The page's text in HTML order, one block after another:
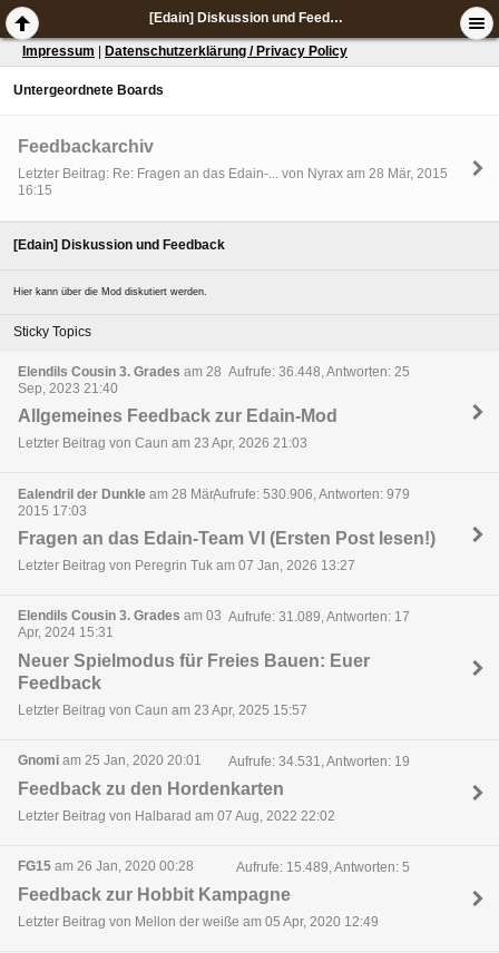
[Edain] Diskussion und Feedback
Impressum Datenschutzerklärung / Privacy Policy
Untergeordnete Boards
Feedbackarchiv
Letzter Beitrag: Re: Fragen an das Edain-... von Nyrax am 28 Mär, 2015
16:15
[Edain] Diskussion und Feedback
Hier kann über die Mod diskutiert werden.
Sticky Topics
Elendils Cousin 3. Grades am 28
Sep, 2023 21:40
Aufrufe: 36.448, Antworten: 25
Allgemeines Feedback zur Edain-Mod
Letzter Beitrag von Caun am 23 Apr, 2026 21:03
Ealendril der Dunkle am 28 Mär,
2015 17:03
Aufrufe: 530.906, Antworten: 979
Fragen an das Edain-Team VI (Ersten Post lesen!)
Letzter Beitrag von Peregrin Tuk am 07 Jan, 2026 13:27
Elendils Cousin 3. Grades am 03
Apr, 2024 15:31
Aufrufe: 31.089, Antworten: 17
Neuer Spielmodus für Freies Bauen: Euer
Feedback
Letzter Beitrag von Caun am 23 Apr, 2025 15:57
Gnomi am 25 Jan, 2020 20:01 Aufrufe: 34.531, Antworten: 19
Feedback zu den Hordenkarten
Letzter Beitrag von Halbarad am 07 Aug, 2022 22:02
FG15 am 26 Jan, 2020 00:28 Aufrufe: 15.489, Antworten: 5
Feedback zur Hobbit Kampagne
Letzter Beitrag von Mellon der weiße am 05 Apr, 2020 12:49